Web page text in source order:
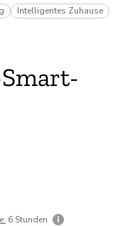
Intelligentes Zuhause
6 Stunden